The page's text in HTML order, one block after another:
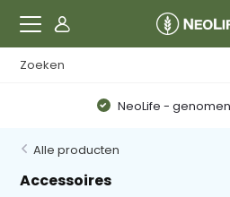
NeoLife -
Alle producten
Accessoires